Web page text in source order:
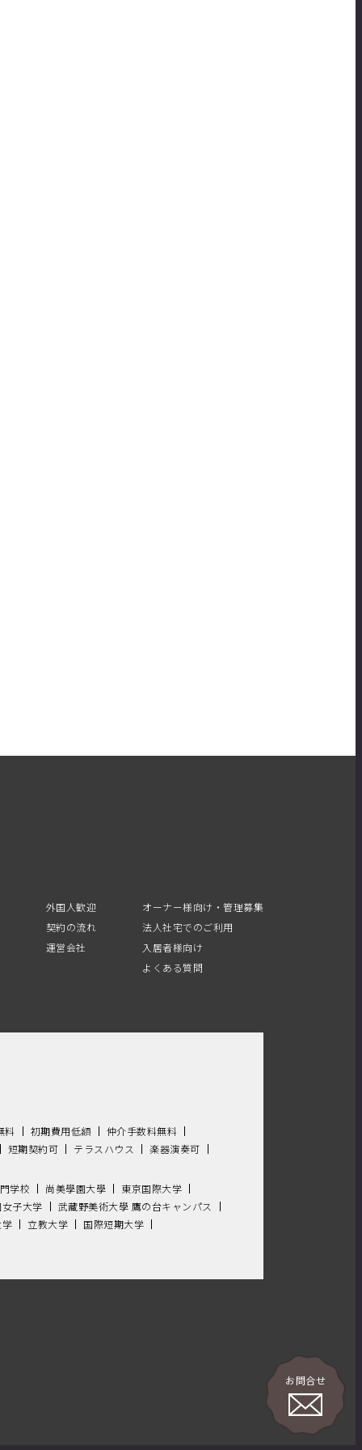
お問合せ
外国人歓迎
契約の流れ
運営会社
オーナー様向け・管理募集
法人社宅でのご利用
入居者様向け
よくある質問
料 初期費用低額
仲介手数料無料
短期契約可
テラスハウス 楽器演奏可
学校 尚美學園大學
東京国際大学
子大学
武藏野美術大學 鷹の台キャンパス
立教大学 国際短期大学